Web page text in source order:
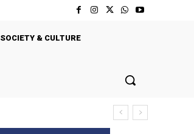
SOCIETY & CULTURE